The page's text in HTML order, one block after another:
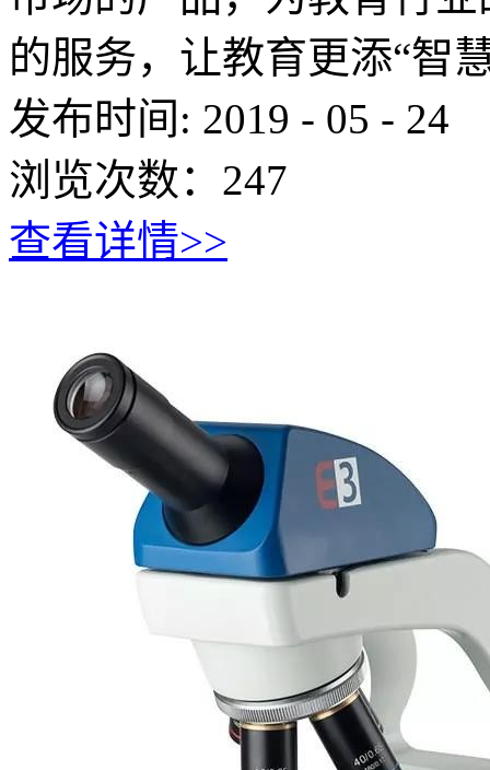
的服务，让教育更添“智
发布时间: 2019 - 05 - 24
浏览次数： 247
查看详情>>